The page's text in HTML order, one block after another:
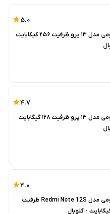
5.0
گوشی موبایل شیائومی مدل ۱۳ پرو ظرفیت ۲۵۶ گیگابایت
4.7
گوشی موبایل شیائومی مدل ۱۳ پرو ظرفیت ۱۲۸ گیگابایت
4.0
گوشی موبایل شیائومی مدل Redmi Note 12S ظرفیت